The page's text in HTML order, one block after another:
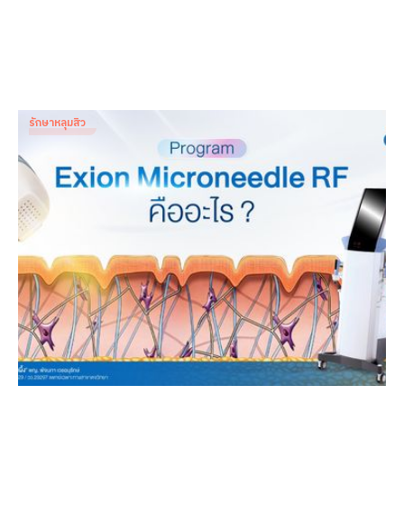
รักษาหลุมสิว
Exion Microneedle RF รักษาหลุมสิวตรงจุด ปลอดภัย ไม่
ต้องพักหน้า
Dr. Patnapa Vejanurug
Feb 12, 2026